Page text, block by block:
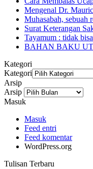
Mengenal Dr.
Muhasabah, sebuah
Surat Keterangan
Tayamum : tidak
BAHAN BAKU
Kategori
Kategori
Arsip
Arsip
Masuk
Masuk
Feed entri
Feed komentar
WordPress.org
Tulisan Terbaru